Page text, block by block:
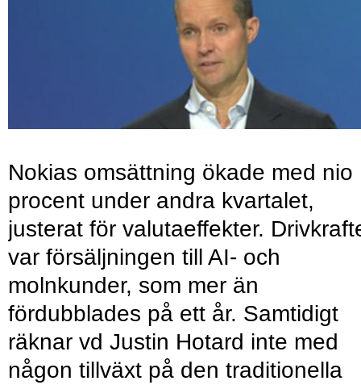
Nokias omsättning ökade med nio
procent under andra kvartalet,
justerat för valutaeffekter.
var försäljningen till AI- och
molnkunder, som mer än
fördubblades på ett år. Samtidigt
räknar vd Justin Hotard inte med
någon tillväxt på den traditionella